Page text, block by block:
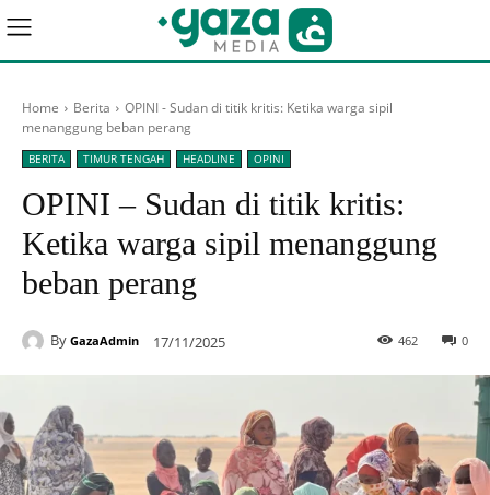
Home Berita
OPINI - Sudan di titik kritis: Ketika warga sipil
menanggung beban perang
BERITA TIMUR TENGAH HEADLINE OPINI
OPINI – Sudan di titik kritis:
Ketika warga sipil menanggung
beban perang
By GazaAdmin 17/11/2025 0
462